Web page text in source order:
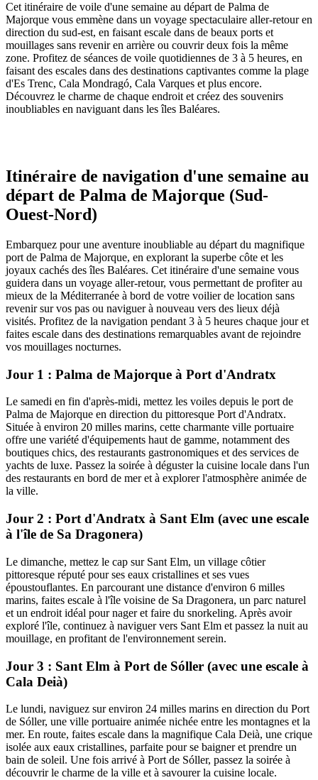
Cet itinéraire de voile d'une semaine au départ de Palma de
Majorque vous emmène dans un voyage spectaculaire aller-retour en
direction du sud-est, en faisant escale dans de beaux ports et
mouillages sans revenir en arrière ou couvrir deux fois la même
zone. Profitez de séances de voile quotidiennes de 3 à 5 heures, en
faisant des escales dans des destinations captivantes comme la plage
d'Es Trenc, Cala Mondragó, Cala Varques et plus encore.
Découvrez le charme de chaque endroit et créez des souvenirs
inoubliables en naviguant dans les îles Baléares.
Itinéraire de navigation d'une semaine au
départ de Palma de Majorque (Sud-
Ouest-Nord)
Embarquez pour une aventure inoubliable au départ du magnifique
port de Palma de Majorque, en explorant la superbe côte et les
joyaux cachés des îles Baléares. Cet itinéraire d'une semaine vous
guidera dans un voyage aller-retour, vous permettant de profiter au
mieux de la Méditerranée à bord de votre voilier de location sans
revenir sur vos pas ou naviguer à nouveau vers des lieux déjà
visités. Profitez de la navigation pendant 3 à 5 heures chaque jour et
faites escale dans des destinations remarquables avant de rejoindre
vos mouillages nocturnes.
Jour 1 : Palma de Majorque à Port d'Andratx
Le samedi en fin d'après-midi, mettez les voiles depuis le port de
Palma de Majorque en direction du pittoresque Port d'Andratx.
Située à environ 20 milles marins, cette charmante ville portuaire
offre une variété d'équipements haut de gamme, notamment des
boutiques chics, des restaurants gastronomiques et des services de
yachts de luxe. Passez la soirée à déguster la cuisine locale dans l'un
des restaurants en bord de mer et à explorer l'atmosphère animée de
la ville.
Jour 2 : Port d'Andratx à Sant Elm (avec une escale
à l'île de Sa Dragonera)
Le dimanche, mettez le cap sur Sant Elm, un village côtier
pittoresque réputé pour ses eaux cristallines et ses vues
époustouflantes. En parcourant une distance d'environ 6 milles
marins, faites escale à l'île voisine de Sa Dragonera, un parc naturel
et un endroit idéal pour nager et faire du snorkeling. Après avoir
exploré l'île, continuez à naviguer vers Sant Elm et passez la nuit au
mouillage, en profitant de l'environnement serein.
Jour 3 : Sant Elm à Port de Sóller (avec une escale à
Cala Deià)
Le lundi, naviguez sur environ 24 milles marins en direction du Port
de Sóller, une ville portuaire animée nichée entre les montagnes et la
mer. En route, faites escale dans la magnifique Cala Deià, une crique
isolée aux eaux cristallines, parfaite pour se baigner et prendre un
bain de soleil. Une fois arrivé à Port de Sóller, passez la soirée à
découvrir le charme de la ville et à savourer la cuisine locale.